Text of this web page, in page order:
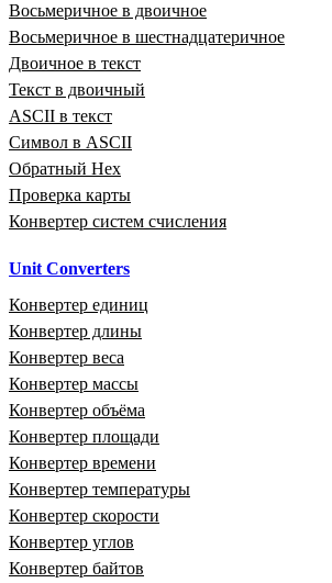
Восьмеричное в двоичное
Восьмеричное в шестнадцатеричное
Двоичное в текст
Текст в двоичный
ASCII в текст
Символ в ASCII
Обратный Hex
Проверка карты
Конвертер систем счисления
Unit Converters
Конвертер единиц
Конвертер длины
Конвертер веса
Конвертер массы
Конвертер объёма
Конвертер площади
Конвертер времени
Конвертер температуры
Конвертер скорости
Конвертер углов
Конвертер байтов